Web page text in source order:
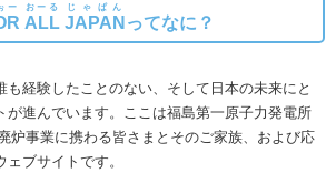
ー
ALL
おーる
JAPAN
じゃぱん
ってなに？
も経験したことのない、そして日本の未来にと
進んでいます。
ここは福島第一原子力発電所
廃炉事業に携わる皆さまとそのご家族、および応
ブサイトです。